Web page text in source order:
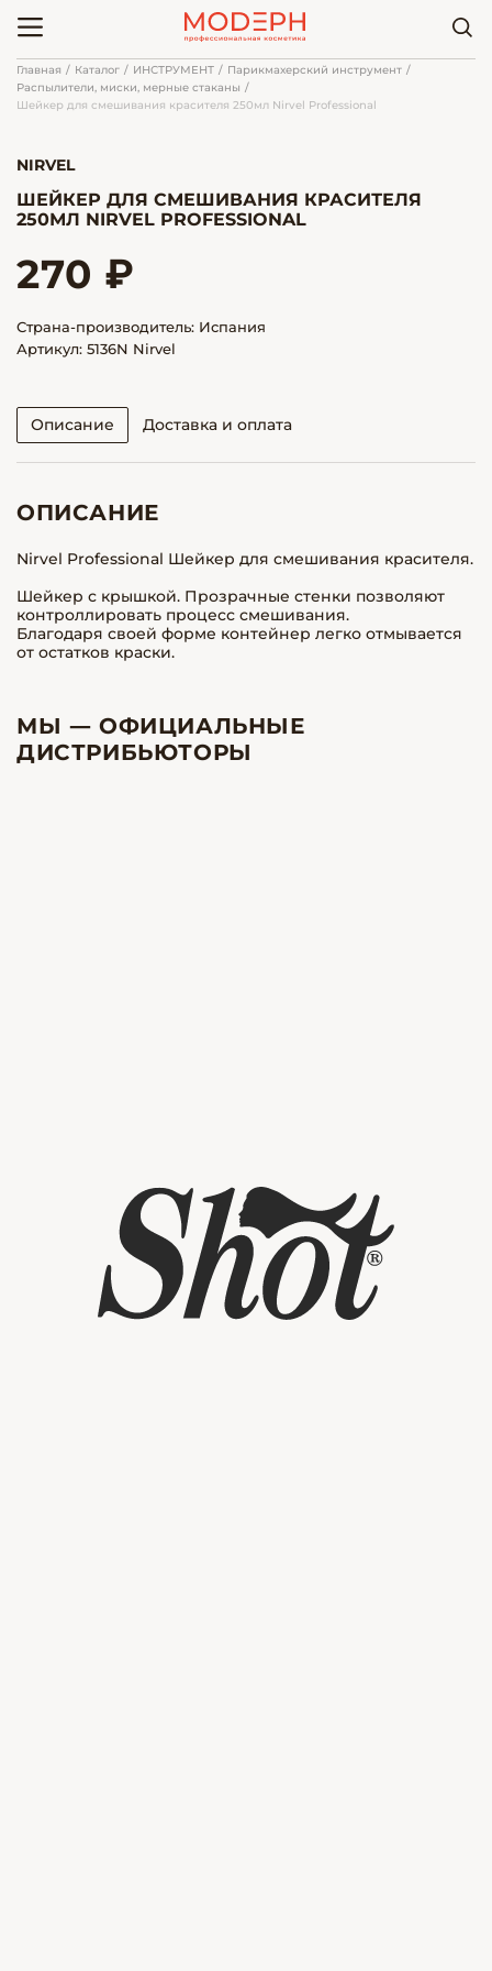
Главная Каталог ИНСТРУМЕНТ
Парикмахерский инструмент
Распылители, миски, мерные стаканы
Шейкер для смешивания красителя 250мл Nirvel Professional
NIRVEL
ШЕЙКЕР ДЛЯ СМЕШИВАНИЯ КРАСИТЕЛЯ
250МЛ NIRVEL PROFESSIONAL
270 ₽
Страна-производитель: Испания
Артикул: 5136N Nirvel
Описание Доставка и оплата
ОПИСАНИЕ
Nirvel Professional Шейкер для смешивания красителя.
Шейкер с крышкой. Прозрачные стенки позволяют
контроллировать процесс смешивания.
Благодаря своей форме контейнер легко отмывается
от остатков краски.
МЫ — ОФИЦИАЛЬНЫЕ
ДИСТРИБЬЮТОРЫ